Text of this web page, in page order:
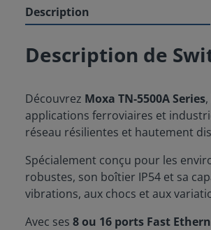
Description
Description de
Découvrez Moxa TN-5500A Series
applications ferroviaires et
réseau résilientes et hautement
Spécialement conçu pour les
robustes, son boîtier IP54 et sa
vibrations, aux chocs et aux
Avec ses 8 ou 16 ports Fast